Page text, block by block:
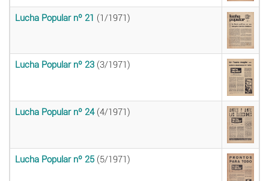
Lucha Popular nº 21 (1/1971)
Lucha Popular nº 23 (3/1971)
Lucha Popular nº 24(4/1971)
Lucha Popular nº 25(5/1971)